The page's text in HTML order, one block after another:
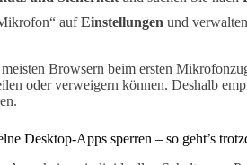
aufEinstellungen und
Browsern beim ersten
oder verweigern können. Deshalb
Desktop-Apps sperren – so geht’s